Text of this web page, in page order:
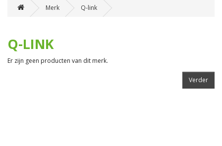
Merk Q-link
Q-LINK
Er zijn geen producten van dit merk.
Verder